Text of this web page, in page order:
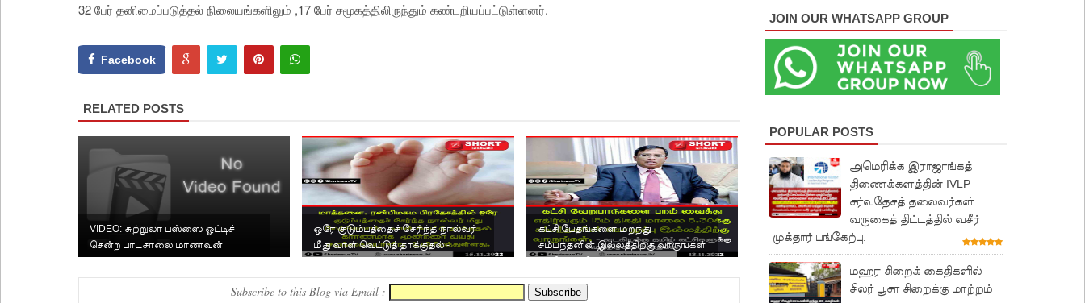
32 பேர் தனிமைப்படுத்தல் நிலையங்களிலும் ,17 பேர் சமூகத்திலிருந்தும் கண்டறியப்பட்டுள்ளனர்.
Facebook
RELATED POSTS
VIDEO: சுற்றுலா பஸ்ஸை ஓட்டிச்
சென்ற பாடசாலை மாணவன்
ஒரே குடும்பத்தைச் சேர்ந்த நால்வர்
மீது வாள் வெட்டுத் தாக்குதல் -
கட்சி பேதங்களை மறந்து
சம்பந்தனின் இல்லத்திற்கு வாருங்கள்
Subscribe to this Blog via Email :
JOIN OUR WHATSAPP GROUP
POPULAR POSTS
அமெரிக்க இராஜாங்கத்
திணைக்களத்தின் IVLP
சர்வதேசத் தலைவர்கள்
வருகைத் திட்டத்தில் வசீர்
முக்தார் பங்கேற்பு.
மஹர சிறைக் கைதிகளில்
சிலர் பூசா சிறைக்கு மாற்றம்